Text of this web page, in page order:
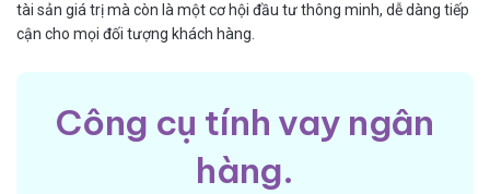
tài sản giá trị mà còn là một cơ hội đầu tư thông minh, dễ dàng tiếp
cận cho mọi đối tượng khách hàng.
Công cụ tính vay ngân
hàng.